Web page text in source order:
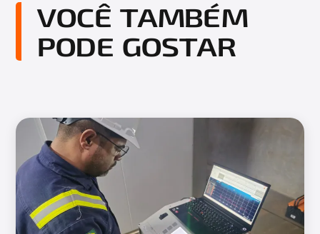
VOCÊ TAMBÉM
PODE GOSTAR